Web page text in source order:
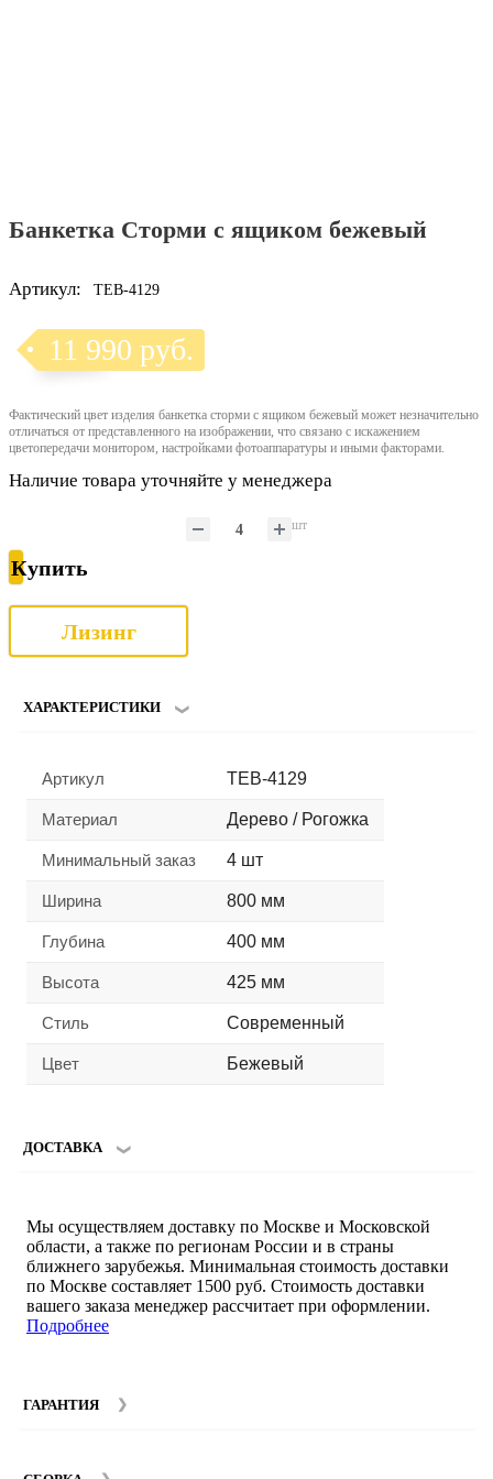
Банкетка Сторми с ящиком бежевый
Артикул: TEB-4129
11 990 руб.
Фактический цвет изделия банкетка сторми с ящиком бежевый может незначительно
отличаться от представленного на изображении, что связано с искажением
цветопередачи монитором, настройками фотоаппаратуры и иными факторами.
Наличие товара уточняйте у менеджера
шт
Купить
Лизинг
ХАРАКТЕРИСТИКИ
Артикул TEB-4129
Материал Дерево / Рогожка
Минимальный заказ 4 шт
Ширина 800 мм
Глубина 400 мм
Высота 425 мм
Стиль Современный
Цвет Бежевый
ДОСТАВКА
Мы осуществляем доставку по Москве и Московской
области, а также по регионам России и в страны
ближнего зарубежья. Минимальная стоимость доставки
по Москве составляет 1500 руб. Стоимость доставки
вашего заказа менеджер рассчитает при оформлении.
Подробнее
ГАРАНТИЯ
составляет 12 месяцев с момента покупки при